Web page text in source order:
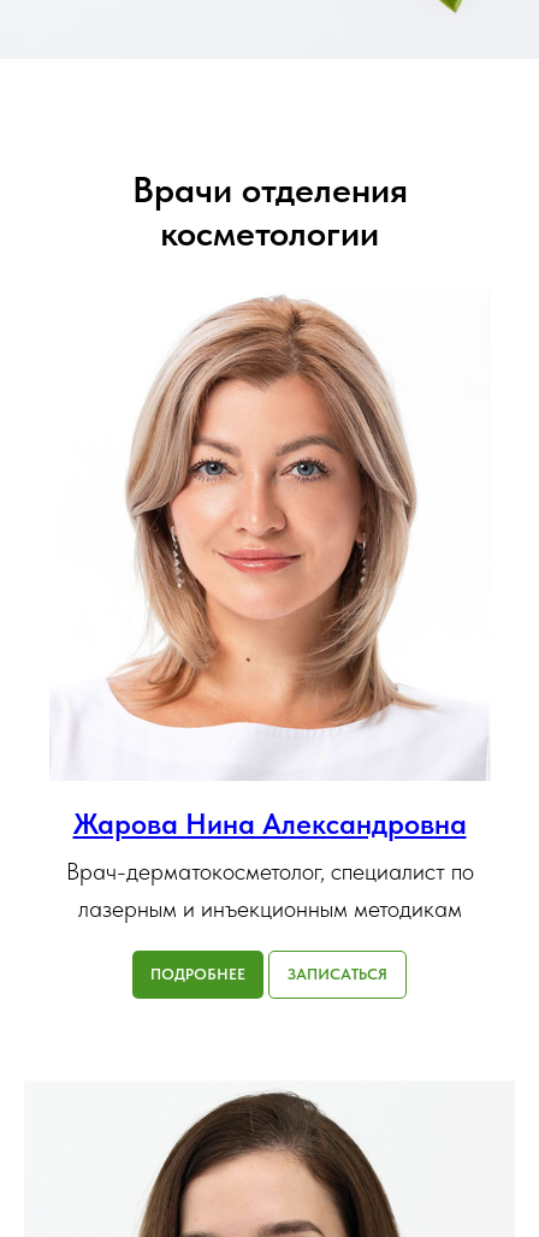
Врачи отделения
косметологии
Жарова Нина Александровна
Врач-дерматокосметолог, специалист по
лазерным и инъекционным методикам
ПОДРОБНЕЕ ЗАПИСАТЬСЯ